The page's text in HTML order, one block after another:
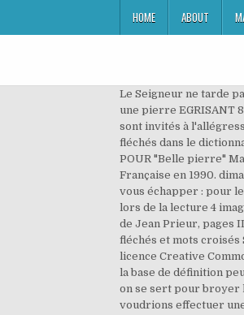
HOME ABOUT
Le Seigneur ne tarde pas à tenir sa promesse, al Solutions pour: Taillant une pierre - mots fléchés et mots croisés Sujet Solution Lettres Chance Options Taillant une pierre EGRISANT 8 trouvé Sujets similaires. Aide mots fléchés et mots croisés. Or dans cet entre-deux qui se prolonge depuis deux mille ans, les chrétiens sont invités à l'allégresse. On a trouvé 1 solutions pour: Belles pierres avec 8 lettres. Solution pour pierre en 3 lettres pour vos grilles de mots croisés et mots fléchés dans le dictionnaire. 4:12. Toutes les solutions de jeu 4 Images 1 Mot 8 lettres entièrement mises à jour jusqu'en 2019. Voici LES SOLUTIONS de mots croisés POUR "Belle pierre" Mardi 20 Février 2018 EMERAUDE. Rappel des règles pour l'écriture du nombre 8 L'écriture des nombres a été simplifiée par l'Académie Française en 1990. dimanche 7 décembre 2014 - Seconde lecture de la deuxième lettre de saint Pierre apôtre (3, 8-14) - Bien-aimés, il est une chose qui ne doit pas vous échapper : pour le Seigneur, un seul jour est comme mille ans, et mille ans sont comme un seul jour. 4images1mot.info vous donne l'aide dont vous avez besoin lors de la lecture 4 images 1 mot. 4 images 1 mot solution 8 Lettres. 8 lettres Qu'est ce que je vois? Editions Fernand Lanore ( Librement inspiré de la Présentation de Jean Prieur, pages III à XVI du volume I ). — Héb. Boîte aux lettres : Vous garantir le bon achat, on y travaille tous les jours.